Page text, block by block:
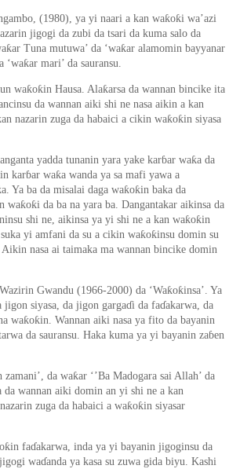
(1980), ya yi naari a kan waƙoƙi wa’azi
jigogi da zubi da tsari da kuma salo da
ƙar Tuna mutuwa’ da ‘waƙar alamomin bayyanar
‘waƙar mari’ da sauransu.
waƙoƙin Hausa. Alaƙarsa da wannan bincike ita
da wannan aiki shi ne nasa aikin a kan
nazarin zuga da habaici a cikin waƙoƙin siyasa
yadda tunanin yara yake karɓar waƙa da
in karɓar waƙa wanda ya sa mafi yawa a
a. Ya ba da misalai daga waƙoƙin baka da
waƙoƙi da ba na yara ba. Dangantakar aikinsa da
shi ne, aikinsa ya yi shi ne a kan waƙoƙin
yi amfani da su a cikin waƙoƙinsu domin su
Aikin nasa ai taimaka ma wannan bincike domin
Gwandu (1966-2000) da ‘Waƙoƙinsa’. Ya
siyasa, da jigon gargaɗi da faɗakarwa, da
waƙoƙin. Wannan aiki nasa ya fito da bayanin
da sauransu. Haka kuma ya yi bayanin zaɓen
zamani’, da waƙar ‘’Ba Madogara sai Allah’ da
da wannan aiki domin an yi shi ne a kan
zuga da habaici a waƙoƙin siyasar
oƙin faɗakarwa, inda ya yi bayanin jigoginsu da
waɗanda ya kasa su zuwa gida biyu. Kashi